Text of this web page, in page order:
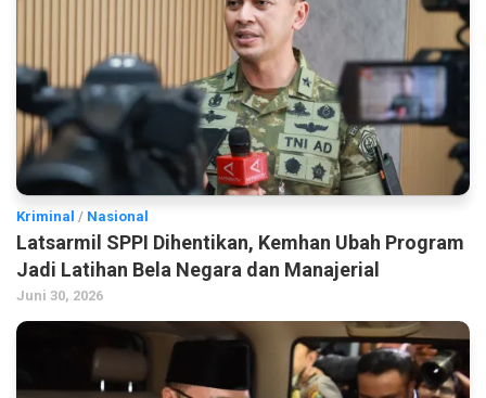
Kriminal / Nasional
Latsarmil SPPI Dihentikan, Kemhan Ubah Program
Jadi Latihan Bela Negara dan Manajerial
Juni 30, 2026